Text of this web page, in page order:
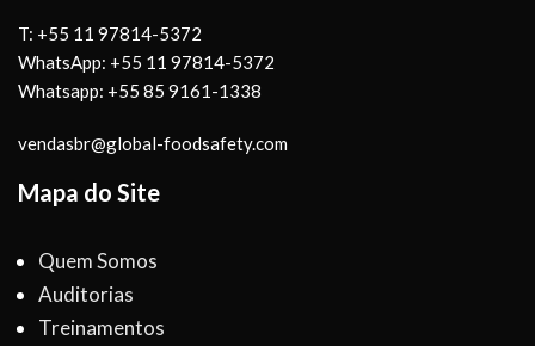
T: +55 11 97814-5372
WhatsApp: +55 11 97814-5372
Whatsapp: +55 85 9161-1338
vendasbr@global-foodsafety.com
Mapa do Site
Quem Somos
Auditorias
Treinamentos